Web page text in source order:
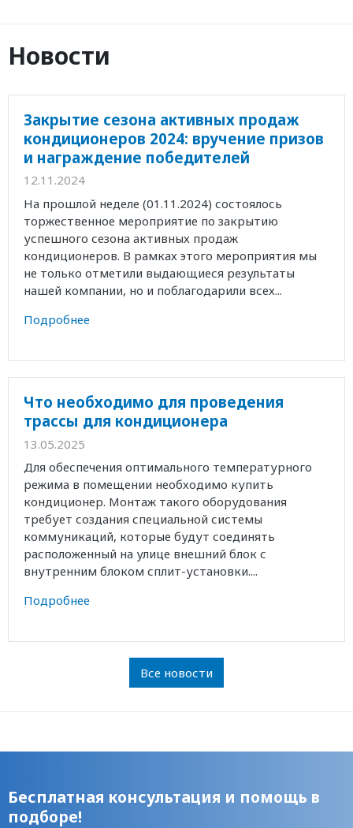
Новости
Закрытие сезона активных продаж
кондиционеров 2024: вручение призов
и награждение победителей
12.11.2024
На прошлой неделе (01.11.2024) состоялось
торжественное мероприятие по закрытию
успешного сезона активных продаж
кондиционеров. В рамках этого мероприятия мы
не только отметили выдающиеся результаты
нашей компании, но и поблагодарили всех...
Подробнее
Что необходимо для проведения
трассы для кондиционера
13.05.2025
Для обеспечения оптимального температурного
режима в помещении необходимо купить
кондиционер. Монтаж такого оборудования
требует создания специальной системы
коммуникаций, которые будут соединять
расположенный на улице внешний блок с
внутренним блоком сплит-установки....
Подробнее
Все новости
Бесплатная консультация и помощь в
подборе!